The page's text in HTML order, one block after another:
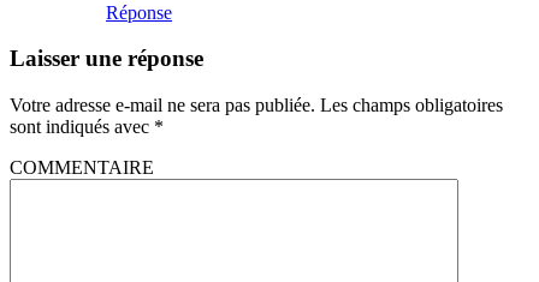
Réponse
Laisser une réponse
Votre adresse e-mail ne sera pas publiée. Les champs obligatoires
sont indiqués avec *
COMMENTAIRE